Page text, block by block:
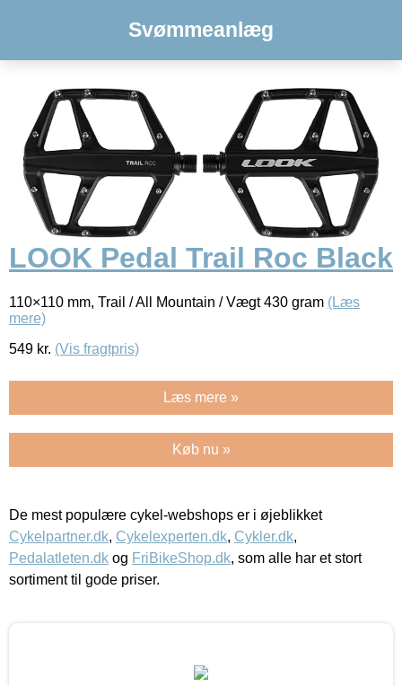
Svømmeanlæg
LOOK Pedal Trail Roc Black
110×110 mm, Trail / All Mountain / Vægt 430 gram (Læs
mere)
549 kr. (Vis fragtpris)
Læs mere »
Køb nu »
De mest populære cykel-webshops er i øjeblikket
Cykelpartner.dk, Cykelexperten.dk, Cykler.dk,
Pedalatleten.dk og FriBikeShop.dk, som alle har et stort
sortiment til gode priser.